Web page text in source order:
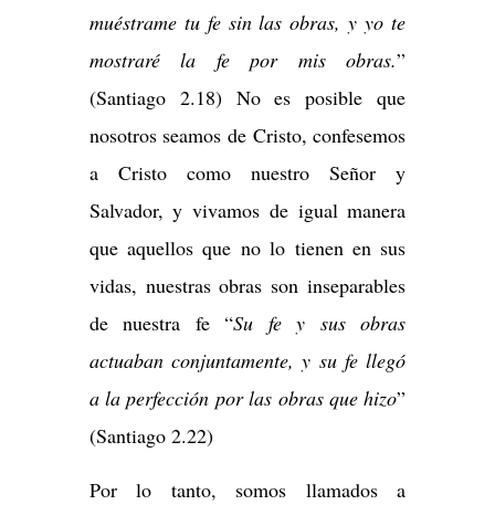
muéstrame tu fe sin las obras, y yo te
mostraré la fe por mis obras.”
(Santiago 2.18) No es posible que
nosotros seamos de Cristo, confesemos
a Cristo como nuestro Señor y
Salvador, y vivamos de igual manera
que aquellos que no lo tienen en sus
vidas, nuestras obras son inseparables
de nuestra fe “Su fe y sus obras
actuaban conjuntamente, y su fe llegó
a la perfección por las obras que hizo”
(Santiago 2.22)
Por lo tanto, somos llamados a